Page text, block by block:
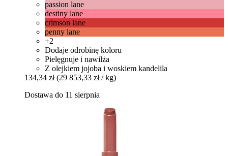
passion lane
destiny lane
crimson lane
penny lane
+2
Dodaje odrobinę koloru
Pielęgnuje i nawilża
Z olejkiem jojoba i woskiem kandelila
134,34 zł (29 853,33 zł / kg)
Dostawa do 11 sierpnia